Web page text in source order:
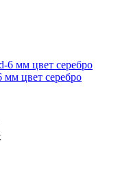
мм цвет серебро